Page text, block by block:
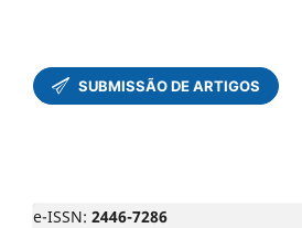
e-ISSN: 2446-7286